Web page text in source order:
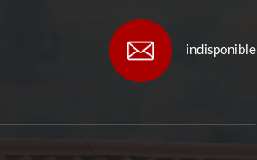
indisponible